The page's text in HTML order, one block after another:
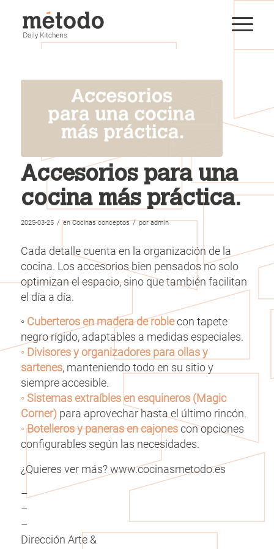
Accesorios para una
cocina más práctica.
2025-03-25 / enCocinas conceptos / poradmin
Cada detalle cuenta en la organización de la
cocina. Los accesorios bien pensados no solo
optimizan el espacio, sino que también facilitan
el día a día.
◦ Cuberteros en madera de roblecon tapete
negro rígido, adaptables a medidas especiales.
◦ Divisores y organizadores para ollas y
sartenes, manteniendo todo en su sitio y
siempre accesible.
◦ Sistemas extraíbles en esquineros (Magic
Corner)para aprovechar hasta el último rincón.
◦ Botelleros y paneras en cajonescon opciones
configurables según las necesidades.
¿Quieres ver más? www.cocinasmetodo.es
–
–
–
Dirección Arte &